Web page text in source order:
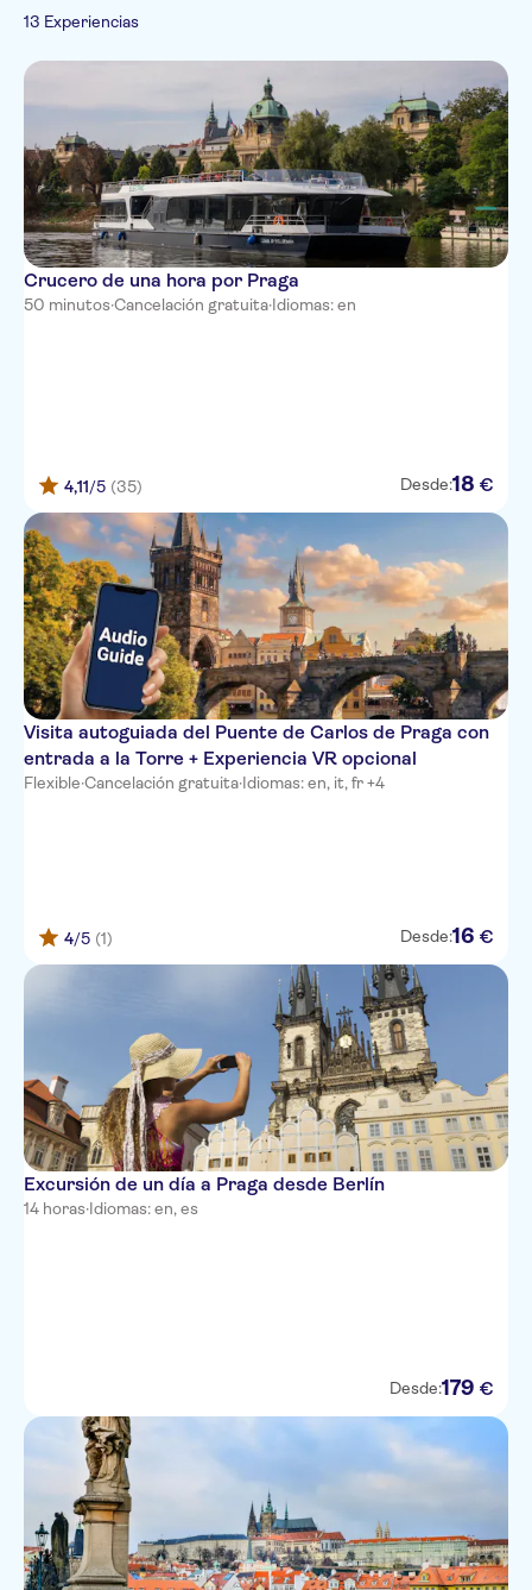
Recorridos nocturnos
Barcos
monumentos
Italiano
Catalán
13 Experiencias
Crucero de una hora por Praga
50 minutos·Cancelación gratuita·Idiomas: en
4,11/5 (35) Desde:18 €
Visita autoguiada del Puente de Carlos de Praga con
entrada a la Torre + Experiencia VR opcional
Flexible·Cancelación gratuita·Idiomas: en, it, fr +4
4/5 (1) Desde:16 €
Excursión de un día a Praga desde Berlín
14 horas·Idiomas: en, es
Desde:179 €